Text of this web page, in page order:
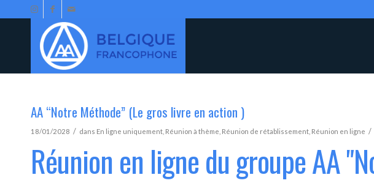
AA “Notre Méthode” (Le gros livre en action )
18/01/2028 / dans En ligne uniquement Réunion à thème Réunion de rétablissement Réunion en ligne /
Réunion en ligne du groupe AA